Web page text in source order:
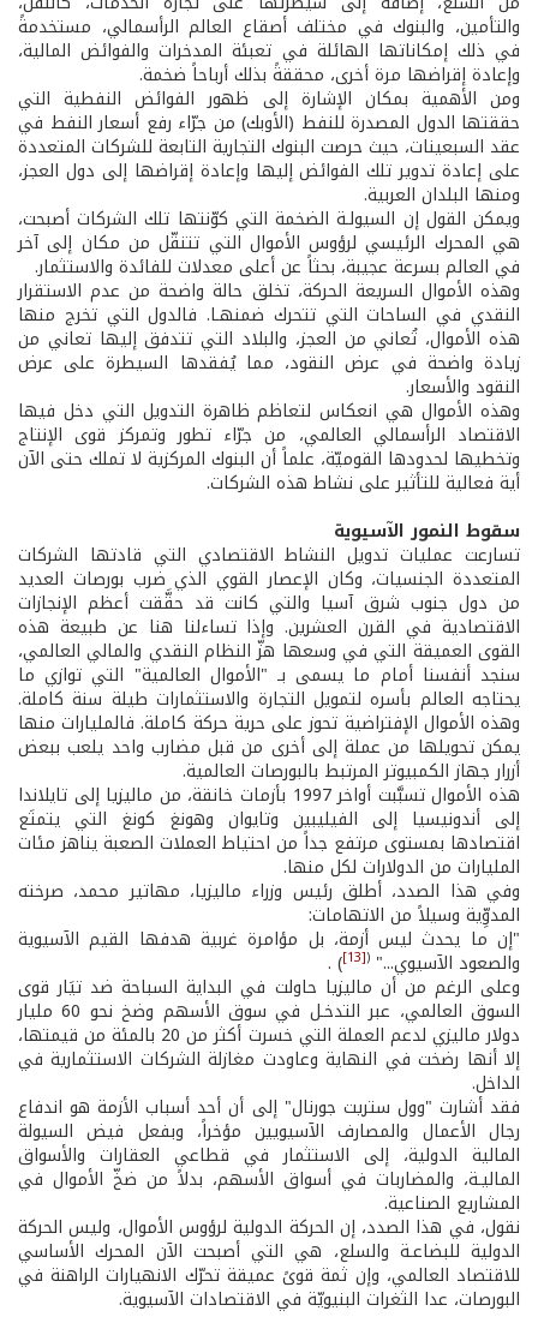
والتأمين، والبنوك في مختلف أصقاع العالم الرأسمالي، مستخدمةً
في ذلك إمكاناتها الهائلة في تعبئة المدخرات والفوائض المالية،
وإعادة إقراضها مرة أخرى، محققةً بذلك أرباحاً ضخمة.
ومن الأهمية بمكان الإشارة إلى ظهور الفوائض النفطية التي
حققتها الدول المصدرة للنفط (الأوبك) من جرّاء رفع أسعار النفط في
عقد السبعينات، حيث حرصت البنوك التجارية التابعة للشركات المتعددة
على إعادة تدوير تلك الفوائض إليها وإعادة إقراضها إلى دول العجز،
ومنها البلدان العربية.
ويمكن القول إن السيولـة الضخمة التي كوّنتها تلك الشركات أصبحت،
هي المحرك الرئيسي لرؤوس الأموال التي تتنقّل من مكان إلى آخر
في العالم بسرعة عجيبة، بحثاً عن أعلى معدلات للفائدة والاستثمار.
وهذه الأموال السريعة الحركة، تخلق حالة واضحة من عدم الاستقرار
النقدي في الساحات التي تتحرك ضمنهـا. فالدول التي تخرج منها
هذه الأموال، تُعاني من العجز، والبلاد التي تتدفق إليها تعاني من
زيادة واضحة في عرض النقود، مما يُفقدها السيطرة على عرض
النقود والأسعار.
وهذه الأموال هي انعكاس لتعاظم ظاهرة التدويل التي دخل فيها
الاقتصاد الرأسمالي العالمي، من جرّاء تطور وتمركز قوى الإنتاج
وتخطيها لحدودها القوميّة، علماً أن البنوك المركزية لا تملك حتى الآن
أية فعالية للتأثير على نشاط هذه الشركات.
سقوط النمور الآسيوية
تسارعت عمليات تدويل النشاط الاقتصادي التي قادتها الشركات
المتعددة الجنسيات، وكان الإعصار القوي الذي ضرب بورصات العديد
من دول جنوب شرق آسيا والتي كانت قد حقَّقت أعظم الإنجازات
الاقتصادية في القرن العشرين. وإذا تساءلنا هنا عن طبيعة هذه
القوى العميقة التي في وسعها هزّ النظام النقدي والمالي العالمي،
سنجد أنفسنا أمام ما يسمى بـ "الأموال العالمية" التي توازي ما
يحتاجه العالم بأسره لتمويل التجارة والاستثمارات طيلة سنة كاملة.
وهذه الأموال الإفتراضية تحوز على حرية حركة كاملة. فالمليارات منها
يمكن تحويلها من عملة إلى أخرى من قبل مضارب واحد يلعب ببعض
أزرار جهاز الكمبيوتر المرتبط بالبورصات العالمية.
هذه الأموال تسبَّبت أواخر 1997 بأزمات خانقة، من ماليزيا إلى تايلاندا
إلى أندونيسيا إلى الفيليبين وتايوان وهونغ كونغ التي يتمتَع
اقتصادها بمستوى مرتفع جداً من احتياط العملات الصعبة يناهز مئات
المليارات من الدولارات لكل منها.
وفي هذا الصدد، أطلق رئيس وزراء ماليزيا، مهاتير محمد، صرخته
المدوِّية وسيلاً من الاتهامات:
"إن ما يحدث ليس أزمة، بل مؤامرة غربية هدفها القيم الآسيوية
والصعود الآسيوي..." (
[13]
) .
وعلى الرغم من أن ماليزيا حاولت في البداية السباحة ضد تيَار قوى
السوق العالمي، عبر التدخـل في سوق الأسهم وضخ نحو 60 مليار
دولار ماليزي لدعم العملة التي خسرت أكثر من 20 بالمئة من قيمتها،
إلا أنها رضخت في النهاية وعاودت مغازلة الشركات الاستثمارية في
الداخل.
فقد أشارت "وول ستريت جورنال" إلى أن أحد أسباب الأزمة هو اندفاع
رجال الأعمال والمصارف الآسيويين مؤخراً، وبفعل فيض السيولة
المالية الدولية، إلى الاستثمار في قطاعي العقارات والأسواق
الماليـة، والمضاربات في أسواق الأسهم، بدلاً من ضخّ الأموال في
المشاريع الصناعية.
نقول، في هذا الصدد، إن الحركة الدولية لرؤوس الأموال، وليس الحركة
الدولية للبضاعـة والسلع، هي التي أصبحت الآن المحرك الأساسي
للاقتصاد العالمي، وإن ثمة قوىً عميقة تحرّك الانهيارات الراهنة في
البورصات، عدا الثغرات البنيويّة في الاقتصادات الآسيوية.